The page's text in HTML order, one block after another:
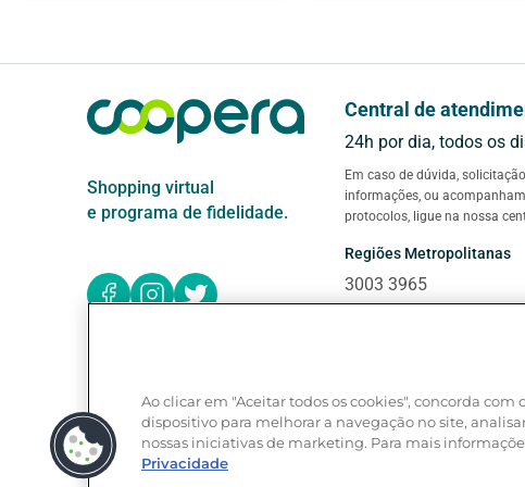
Shopping virtual
e programa de fidelidade.
Central de
24h por dia, todos os
Em caso de dúvida,
informações, ou
protocolos, ligue na nossa
Regiões Metropolitanas
3003 3965
Exterior (ligue a cobrar)
+55 61 3030 6717
Ao clicar em "Aceitar todos os cookies", concorda
dispositivo para melhorar a navegação no site,
nossas iniciativas de marketing. Para mais
Privacidade